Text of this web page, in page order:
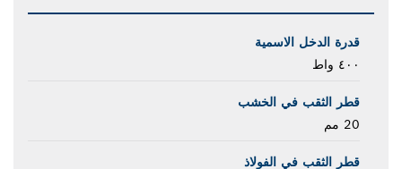
قدرة الدخل الاسمية
٤٠٠ واط
قطر الثقب في الخشب
20 مم
قطر الثقب في الفولاذ